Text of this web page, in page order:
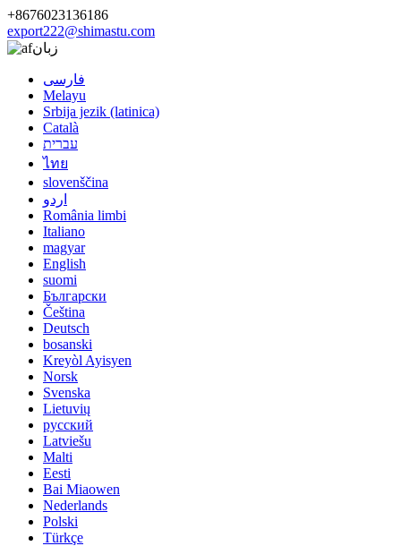
+8676023136186
export222@shimastu.com
زبان
فارسی
Melayu
Srbija jezik (latinica)
Català
עברית
ไทย
slovenščina
اردو
România limbi
Italiano
magyar
English
suomi
Български
Čeština
Deutsch
bosanski
Kreyòl Ayisyen
Norsk
Svenska
Lietuvių
русский
Latviešu
Malti
Eesti
Bai Miaowen
Nederlands
Polski
Türkçe